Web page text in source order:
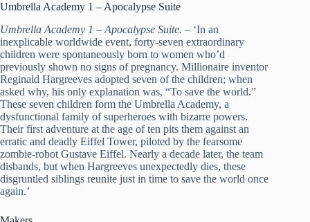
Umbrella Academy 1 – Apocalypse Suite
Umbrella Academy 1 – Apocalypse Suite. – ‘In an
inexplicable worldwide event, forty-seven extraordinary
children were spontaneously born to women who’d
previously shown no signs of pregnancy. Millionaire inventor
Reginald Hargreeves adopted seven of the children; when
asked why, his only explanation was, “To save the world.”
These seven children form the Umbrella Academy, a
dysfunctional family of superheroes with bizarre powers.
Their first adventure at the age of ten pits them against an
erratic and deadly Eiffel Tower, piloted by the fearsome
zombie-robot Gustave Eiffel. Nearly a decade later, the team
disbands, but when Hargreeves unexpectedly dies, these
disgruntled siblings reunite just in time to save the world once
again.’